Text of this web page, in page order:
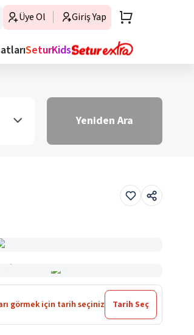
Üye Ol Giriş Yap
SeturKids
Yeniden Ara
görmek için tarih seçiniz Tarih Seç